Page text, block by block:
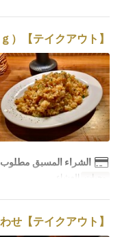
【テイクアウト】和牛脂のガーリックライス（２００ｇ）
الشراء المسبق مطلوب
وجبات العشاء
【テイクアウト】季節野菜のグリル盛り合わせ